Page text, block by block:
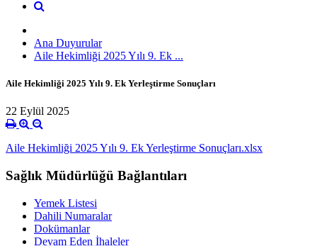
Ana Duyurular
Aile Hekimliği 2025 Yılı 9. Ek ...
Aile Hekimliği 2025 Yılı 9. Ek Yerleştirme Sonuçları
22 Eylül 2025
Aile Hekimliği 2025 Yılı 9. Ek Yerleştirme Sonuçları.xlsx
Sağlık Müdürlüğü Bağlantıları
Yemek Listesi
Dahili Numaralar
Dokümanlar
Devam Eden İhaleler